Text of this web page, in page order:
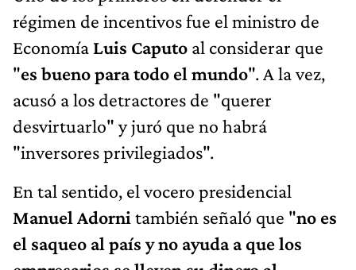
acusó a los detractores de "querer
desvirtuarlo" y juró que no habrá
"inversores privilegiados".
En tal sentido, el vocero presidencial
Manuel Adornitambién señaló que "
el saqueo al país y no ayuda a que los
empresarios se lleven su dinero al
exterior , y menos aún va a fundir pymes,
más otras barbaridades que han
planteado”. A su juicio, los beneficios